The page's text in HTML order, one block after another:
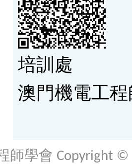
培訓處
澳門機電工
師學會 Copyright ©